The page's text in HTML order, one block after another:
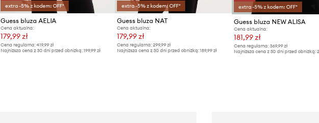
extra -5% z kodem: OFF*
Guess bluza AELIA
Cena aktualna:
179,99 zł
Cena regularna:419,99 zł
Najniższa cena z 30 dni przed obniżką:199,99 zł
extra -5% z kodem: OFF*
Guess bluza NAT
Cena aktualna:
179,99 zł
Cena regularna: 299,99 zł
Najniższa cena z 30 dni przed obniżką: 189,99 zł
extra -5% z kodem: OFF*
Guess bluza NEW ALISA
Cena aktualna:
181,99 zł
Cena regularna: 369,99 zł
Najniższa cena z 30 dni przed obniżką: